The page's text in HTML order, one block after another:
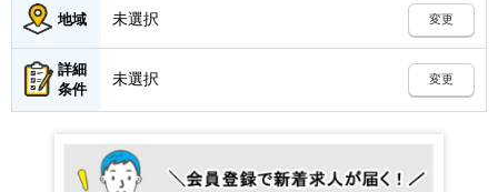
地域 未選択 変更
詳細
条件
未選択 変更